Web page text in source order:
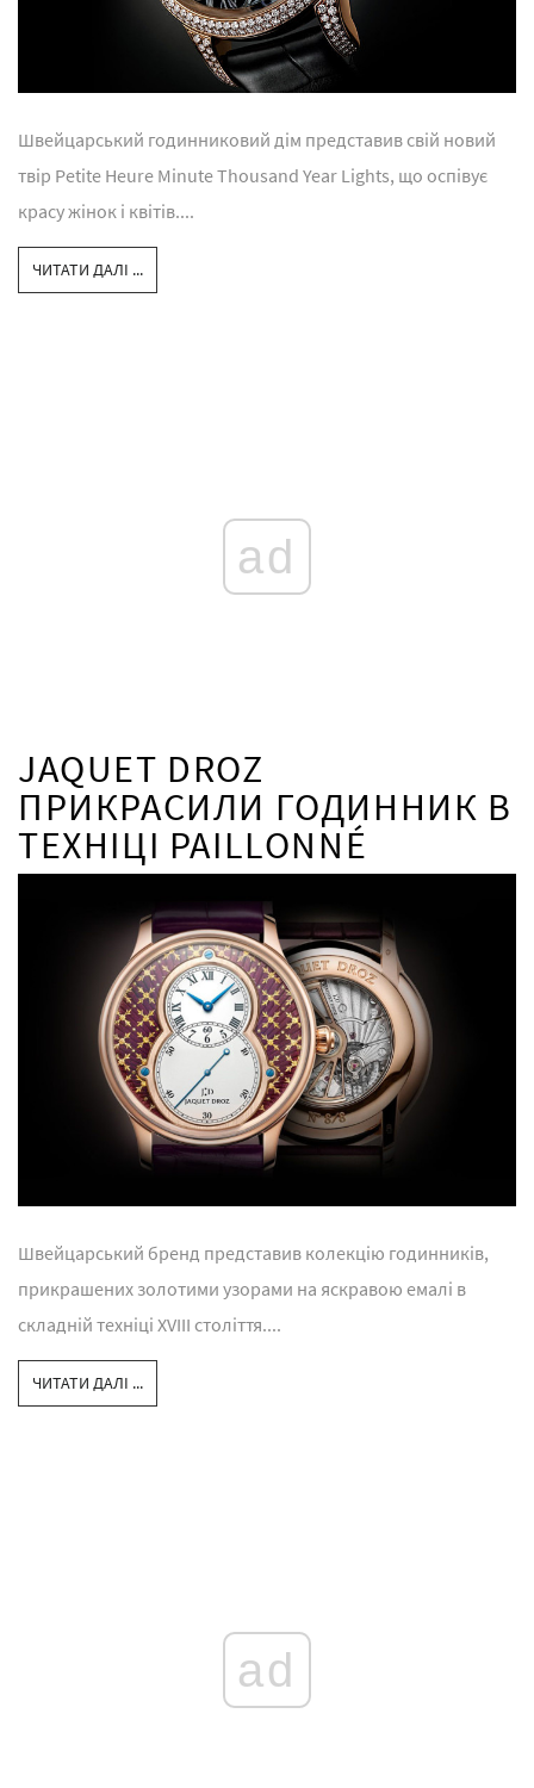
Швейцарський годинниковий дім представив свій новий
твір Petite Heure Minute Thousand Year Lights, що оспівує
красу жінок і квітів....
ЧИТАТИ ДАЛІ ...
ad
JAQUET DROZ
ПРИКРАСИЛИ ГОДИННИК В
ТЕХНІЦІ PAILLONNÉ
Швейцарський бренд представив колекцію годинників,
прикрашених золотими узорами на яскравою емалі в
складній техніці XVIII століття....
ЧИТАТИ ДАЛІ ...
ad